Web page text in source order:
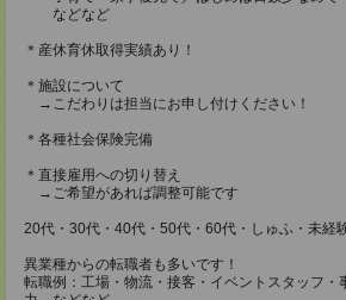
などなど
＊産休育休取得実績あり！
＊施設について
→こだわりは担当にお申し付けください！
＊各種社会保険完備
＊直接雇用への切り替え
→ご希望があれば調整可能です
20代・30代・40代・50代・60代・しゅふ・未経
異業種からの転職者も多いです！
転職例：工場・物流・接客・イベントスタッフ・